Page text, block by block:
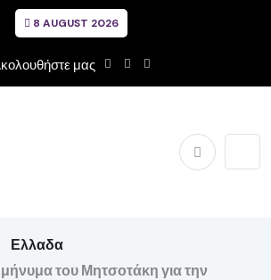
8 AUGUST 2026
μας
Ελλαδα
του Μητσοτάκη για την